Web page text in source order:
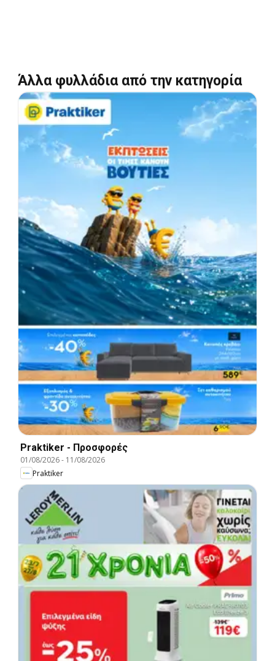
Άλλα φυλλάδια από την κατηγορία
Praktiker - Προσφορές
01/08/2026- 11/08/2026
Praktiker